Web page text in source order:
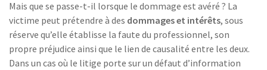
Mais que se passe-t-il lorsque le dommage est avéré ? La
victime peut prétendre à des dommages et intérêts, sous
réserve qu’elle établisse la faute du professionnel, son
propre préjudice ainsi que le lien de causalité entre les deux.
Dans un cas où le litige porte sur un défaut d’information